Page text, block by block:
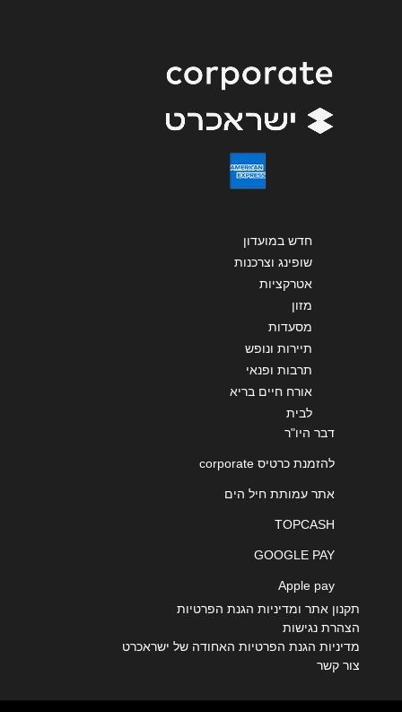
שליחה
חדש במועדון
שופינג וצרכנות
אטרקציות
מזון
מסעדות
תיירות ונופש
תרבות ופנאי
אורח חיים בריא
לבית
דבר היו"ר
להזמנת כרטיס corporate
אתר עמותת חיל הים
TOPCASH
GOOGLE PAY
Apple pay
תקנון אתר ומדיניות הגנת הפרטיות
הצהרת נגישות
מדיניות הגנת הפרטיות האחודה של ישראכרט
צור קשר